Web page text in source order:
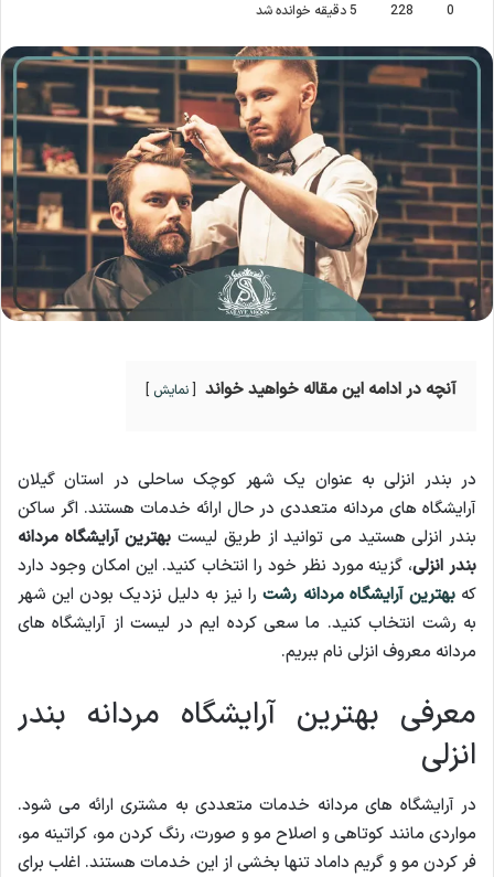
0
228
آنچه در ادامه این مقاله خواهید خواند نمایش
در بندر انزلی به عنوان یک شهر کوچک ساحلی در استان گیلان
آرایشگاه های مردانه متعددی در حال ارائه خدمات هستند. اگر ساکن
بندر انزلی هستید می توانید از طریق لیست بهترین آرایشگاه مردانه
بندر انزلی، گزینه مورد نظر خود را انتخاب کنید. این امکان وجود دارد
کهبهترین آرایشگاه مردانه رشترا نیز به دلیل نزدیک بودن این شهر
به رشت انتخاب کنید. ما سعی کرده ایم در لیست از آرایشگاه های
مردانه معروف انزلی نام ببریم.
معرفی بهترین آرایشگاه مردانه بندر
انزلی
در آرایشگاه های مردانه خدمات متعددی به مشتری ارائه می شود.
مواردی مانند کوتاهی و اصلاح مو و صورت، رنگ کردن مو، کراتینه مو،
فر کردن مو و گریم داماد تنها بخشی از این خدمات هستند. اغلب برای